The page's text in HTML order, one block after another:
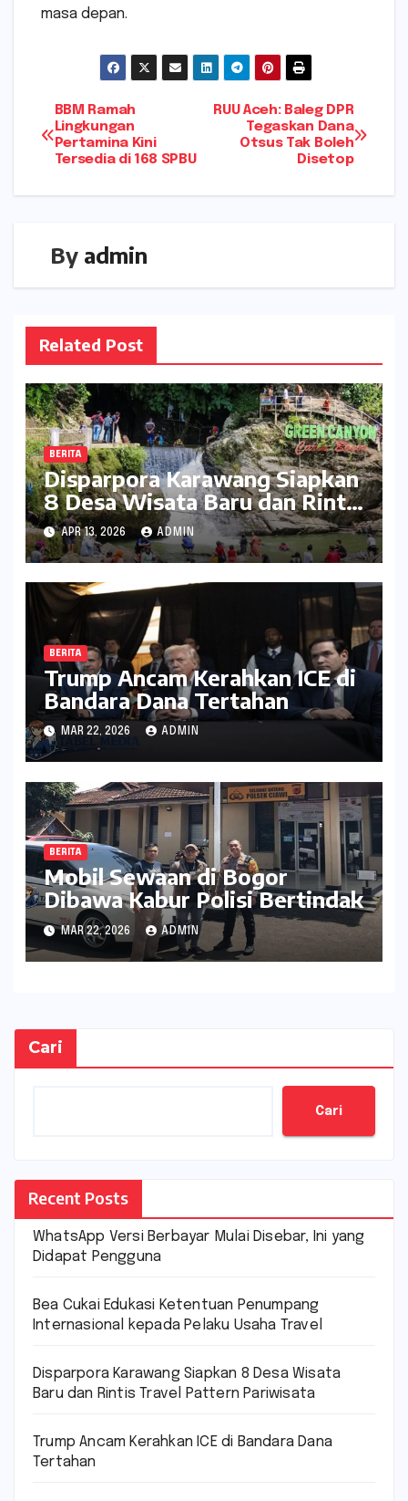
masa depan.
Navigasi
pos
RUU Aceh: Baleg DPR
Tegaskan Dana
Otsus Tak Boleh
Disetop
BBM Ramah
Lingkungan
Pertamina Kini
Tersedia di 168 SPBU
By admin
Related Post
BERITA
Disparpora Karawang Siapkan
8 Desa Wisata Baru dan Rintis
Travel Pattern Pariwisata
APR 13, 2026 ADMIN
BERITA
Trump Ancam Kerahkan ICE di
Bandara Dana Tertahan
MAR 22, 2026 ADMIN
BERITA
Mobil Sewaan di Bogor
Dibawa Kabur Polisi Bertindak
MAR 22, 2026 ADMIN
Cari
Cari
Recent Posts
WhatsApp Versi Berbayar Mulai Disebar, Ini yang
Didapat Pengguna
Bea Cukai Edukasi Ketentuan Penumpang
Internasional kepada Pelaku Usaha Travel
Disparpora Karawang Siapkan 8 Desa Wisata
Baru dan Rintis Travel Pattern Pariwisata
Trump Ancam Kerahkan ICE di Bandara Dana
Tertahan